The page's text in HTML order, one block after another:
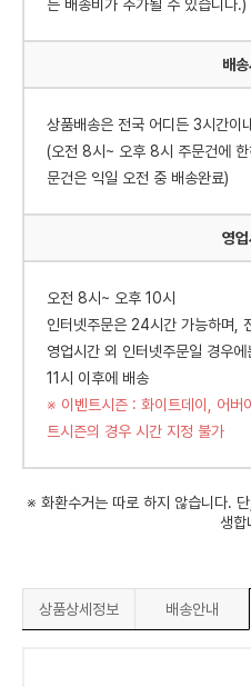
는 배송비가 추가될 수 있습니다.)
배
상품배송은 전국 어디든 3시간이
(오전 8시~ 오후 8시 주문건에
문건은 익일 오전 중 배송완료)
영
오전 8시~ 오후 10시
인터넷주문은 24시간 가능하며,
영업시간 외 인터넷주문일 경우
11시 이후에 배송
※ 이벤트시즌 : 화이트데이, 어버
트시즌의 경우 시간 지정 불가
※ 화환수거는 따로 하지 않습니다.
생합
상품상세정보 배송안내